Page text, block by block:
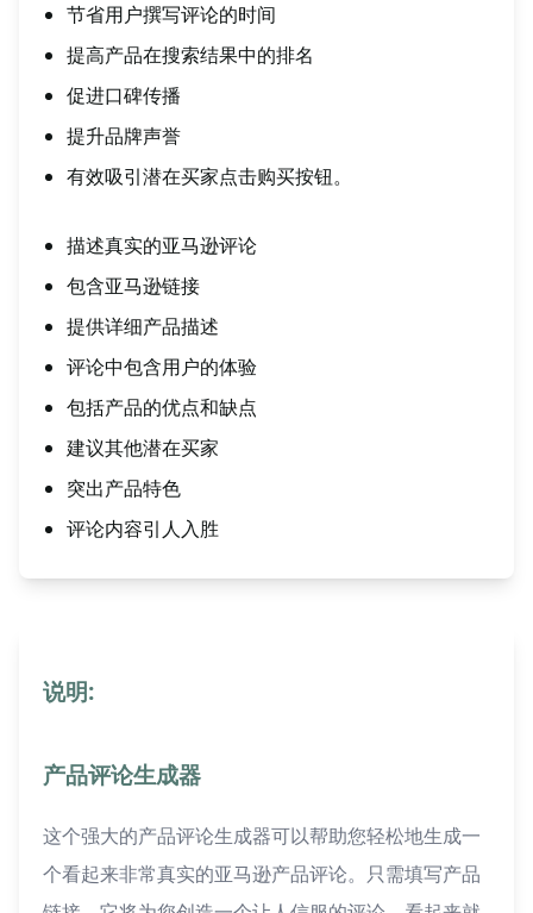
节省用户撰写评论的时间
提高产品在搜索结果中的排名
促进口碑传播
提升品牌声誉
有效吸引潜在买家点击购买按钮。
描述真实的亚马逊评论
包含亚马逊链接
提供详细产品描述
评论中包含用户的体验
包括产品的优点和缺点
建议其他潜在买家
突出产品特色
评论内容引人入胜
说明:
产品评论生成器
这个强大的产品评论生成器可以帮助您轻松地生成一
个看起来非常真实的亚马逊产品评论。只需填写产品